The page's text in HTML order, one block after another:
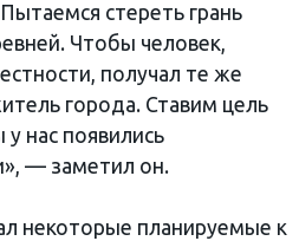
стереть грань
Чтобы человек,
получал те же
города. Ставим цель
нас появились
— заметил он.
некоторые планируемые к